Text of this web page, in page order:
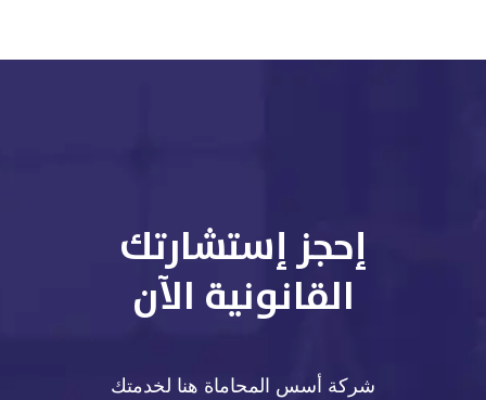
إحجز إستشارتك
القانونية الآن
شركة أسس المحاماة هنا لخدمتك